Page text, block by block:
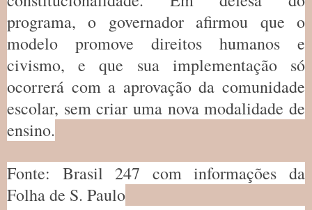
programa, o governador afirmou que o
modelo promove direitos humanos e
civismo, e que sua implementação só
ocorrerá com a aprovação da comunidade
escolar, sem criar uma nova modalidade de
ensino.
Fonte: Brasil 247 com informações da
Folha de S. Paulo